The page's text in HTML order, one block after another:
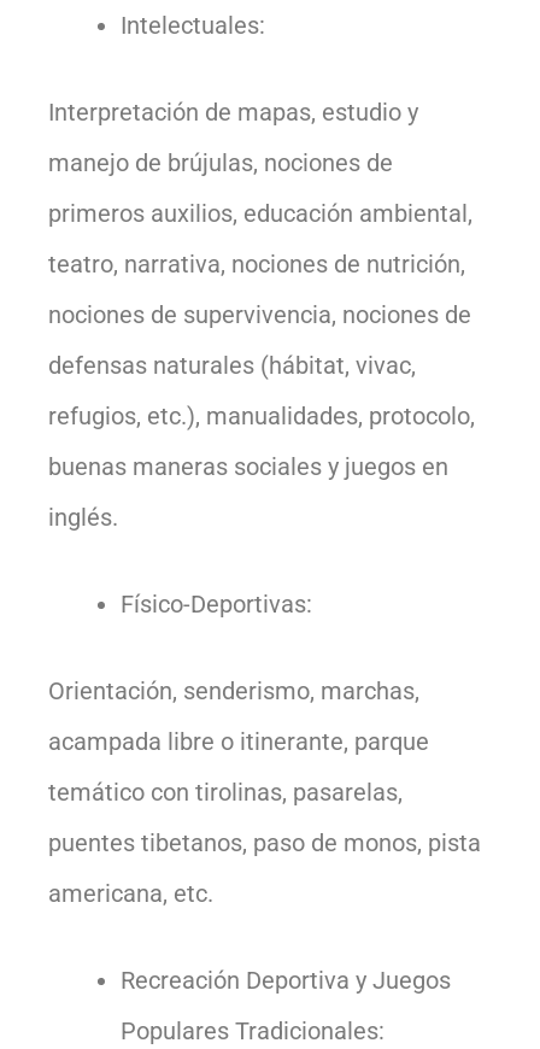
Intelectuales:
Interpretación de mapas, estudio y
manejo de brújulas, nociones de
primeros auxilios, educación ambiental,
teatro, narrativa, nociones de nutrición,
nociones de supervivencia, nociones de
defensas naturales (hábitat, vivac,
refugios, etc.), manualidades, protocolo,
buenas maneras sociales y juegos en
inglés.
Físico-Deportivas:
Orientación, senderismo, marchas,
acampada libre o itinerante, parque
temático con tirolinas, pasarelas,
puentes tibetanos, paso de monos, pista
americana, etc.
Recreación Deportiva y Juegos
Populares Tradicionales: